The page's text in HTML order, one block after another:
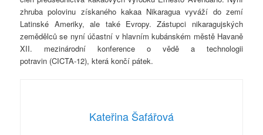
zhruba polovinu získaného kakaa Nikaragua vyváží do zemí
Latinské Ameriky, ale také Evropy. Zástupci nikaragujských
zemědělců se nyní účastní v hlavním kubánském městě Havaně
XII. mezinárodní konference o vědě a technologii
potravin (CICTA-12), která končí pátek.
Kateřina Šafářová